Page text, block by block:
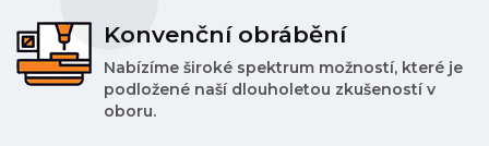
Konvenční obrábění
Nabízíme široké spektrum možností, které je
podložené naší dlouholetou zkušeností v
oboru.